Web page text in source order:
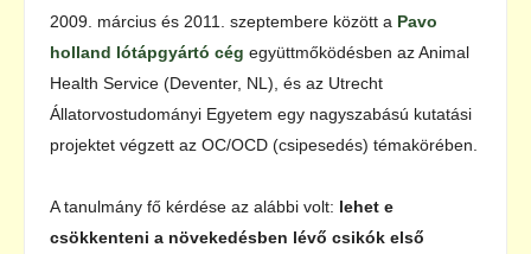
2009. március és 2011. szeptembere között a Pavo
holland lótápgyártó cég együttmőködésben az Animal
Health Service (Deventer, NL), és az Utrecht
Állatorvostudományi Egyetem egy nagyszabású kutatási
projektet végzett az OC/OCD (csipesedés) témakörében.
A tanulmány fő kérdése az alábbi volt: lehet e
csökkenteni a növekedésben lévő csikók első